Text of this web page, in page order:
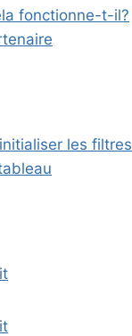
fonctionne-t-il?
les filtres